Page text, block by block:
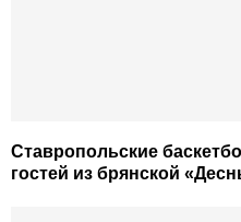
Ставропольские
гостей из брянской